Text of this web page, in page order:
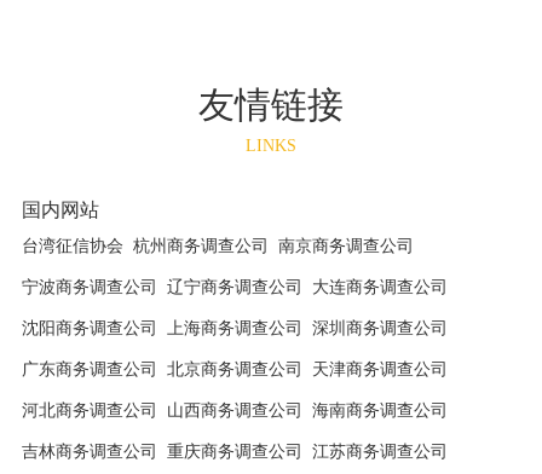
友情链接
LINKS
国内网站
台湾征信协会 杭州商务调查公司 南京商务调查公司
宁波商务调查公司 辽宁商务调查公司 大连商务调查公司
沈阳商务调查公司 上海商务调查公司 深圳商务调查公司
广东商务调查公司 北京商务调查公司 天津商务调查公司
河北商务调查公司 山西商务调查公司 海南商务调查公司
吉林商务调查公司 重庆商务调查公司 江苏商务调查公司